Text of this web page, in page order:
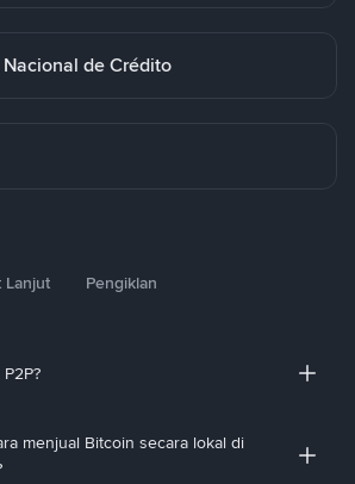
Nacional de Crédito
Lanjut Pengiklan
menjual Bitcoin secara lokal di